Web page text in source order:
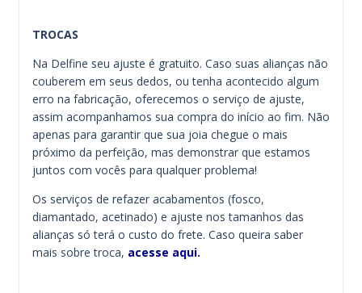
TROCAS
Na Delfine seu ajuste é gratuito. Caso suas alianças não
couberem em seus dedos, ou tenha acontecido algum
erro na fabricação, oferecemos o serviço de ajuste,
assim acompanhamos sua compra do início ao fim. Não
apenas para garantir que sua joia chegue o mais
próximo da perfeição, mas demonstrar que estamos
juntos com vocês para qualquer problema!
Os serviços de refazer acabamentos (fosco,
diamantado, acetinado) e ajuste nos tamanhos das
alianças só terá o custo do frete. Caso queira saber
mais sobre troca, acesse aqui.